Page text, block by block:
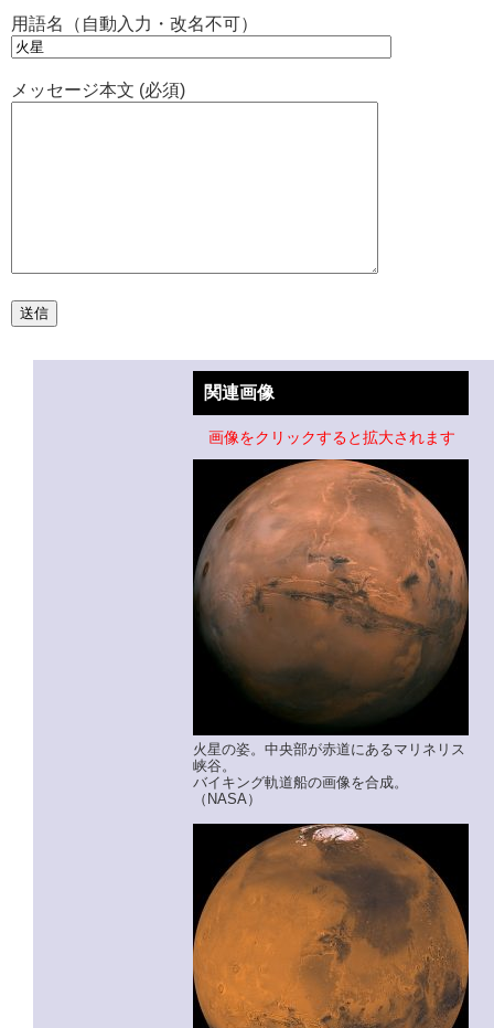
用語名（自動入力・改名不可）
メッセージ本文 (必須)
関連画像
画像をクリックすると拡大されます
火星の姿。中央部が赤道にあるマリネリス
峡谷。
バイキング軌道船の画像を合成。
（NASA）